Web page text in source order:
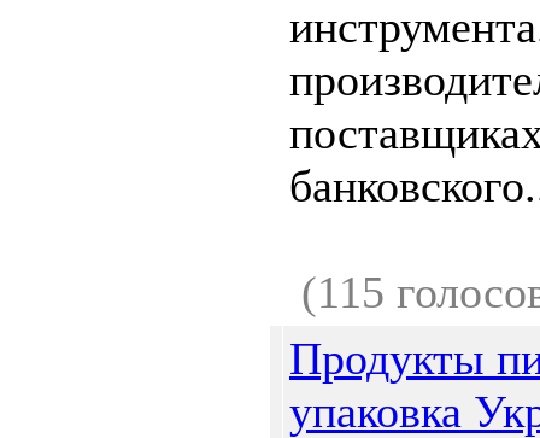
(115
Продукты
упаковка